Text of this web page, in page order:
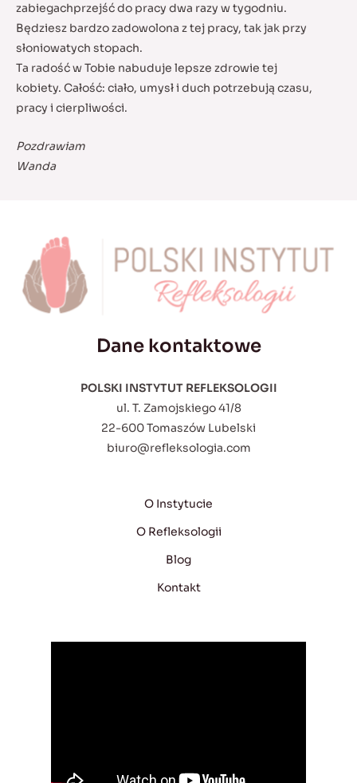
zabiegachprzejść do pracy dwa razy w tygodniu.
Będziesz bardzo zadowolona z tej pracy, tak jak przy
słoniowatych stopach.
Ta radość w Tobie nabuduje lepsze zdrowie tej
kobiety. Całość: ciało, umysł i duch potrzebują czasu,
pracy i cierpliwości.
Pozdrawiam
Wanda
Dane kontaktowe
POLSKI INSTYTUT REFLEKSOLOGII
ul. T. Zamojskiego 41/8
22-600 Tomaszów Lubelski
biuro@refleksologia.com
O Instytucie
O Refleksologii
Blog
Kontakt